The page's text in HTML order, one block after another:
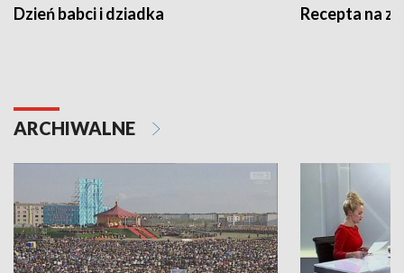
Dzień babci i dziadka Recepta na
ARCHIWALNE